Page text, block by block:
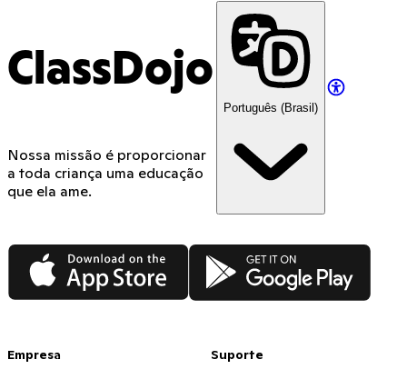
ClassDojo
Nossa missão é proporcionar
a toda criança uma educação
que ela ame.
Português (Brasil)
App Store Google Play
Empresa Suporte